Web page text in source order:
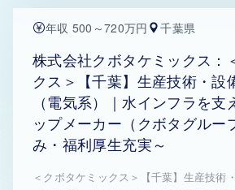
年収 500～720万円 千葉県
株式会社クボタケミックス：
クス＞【千葉】生産技術・設
（電気系）｜水インフラを支
ップメーカー（クボタグルー
み・福利厚生充実～
＜クボタケミックス＞【千葉】生産技術